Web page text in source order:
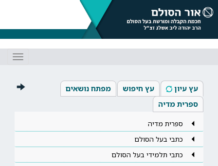
עץ עיון עץ חיפוש
מפתח נושאים
ספרית מדיה
ספרית מדיה
כתבי בעל הסולם
כתבי תלמידי בעל הסולם